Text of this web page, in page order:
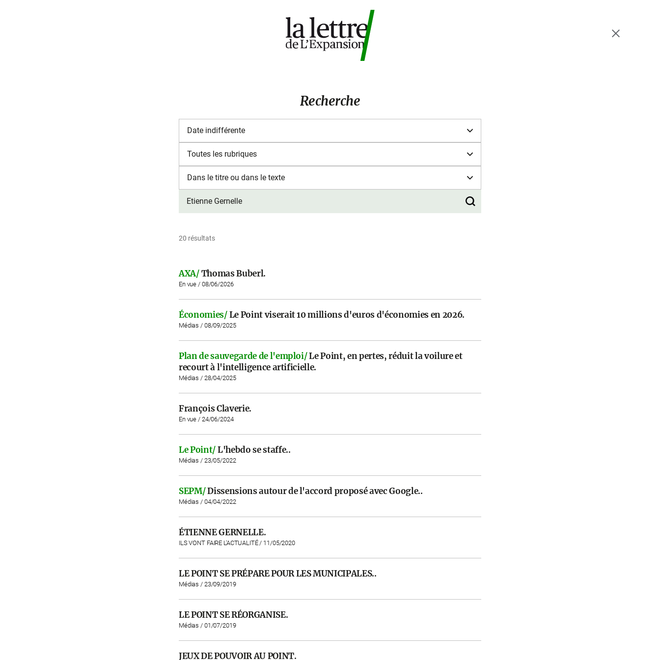
Recherche
20 résultats
AXA/Thomas Buberl.
En vue / 08/06/2026
Économies/Le Point viserait 10 millions d'euros d'économies en 2026.
Médias / 08/09/2025
Plan de sauvegarde de l'emploi/Le Point, en pertes, réduit la voilure et
recourt à l'intelligence artificielle.
Médias / 28/04/2025
François Claverie.
En vue / 24/06/2024
Le Point/L'hebdo se staffe..
Médias / 23/05/2022
SEPM/Dissensions autour de l'accord proposé avec Google..
Médias / 04/04/2022
ÉTIENNE GERNELLE.
ILS VONT FAIRE L'ACTUALITÉ / 11/05/2020
LE POINT SE PRÉPARE POUR LES MUNICIPALES..
Médias / 23/09/2019
LE POINT SE RÉORGANISE.
Médias / 01/07/2019
JEUX DE POUVOIR AU POINT.